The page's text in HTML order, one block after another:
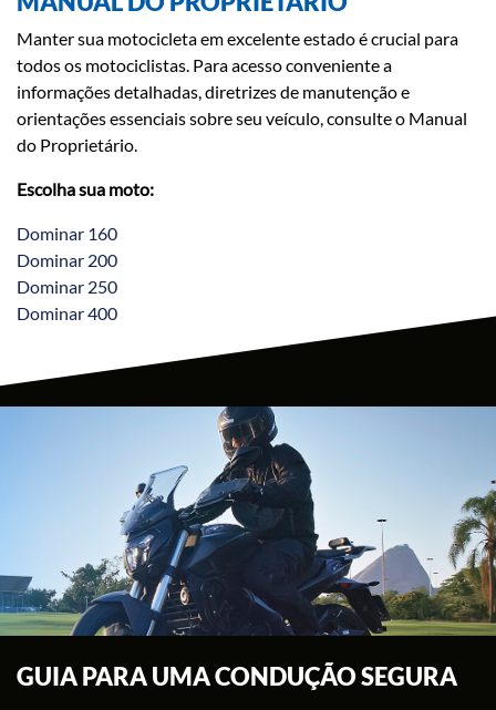
Manter sua motocicleta em excelente estado é crucial para
todos os motociclistas. Para acesso conveniente a
informações detalhadas, diretrizes de manutenção e
orientações essenciais sobre seu veículo, consulte o Manual
do Proprietário.
Escolha sua moto:
Dominar 160
Dominar 200
Dominar 250
Dominar 400
GUIA PARA UMA CONDUÇÃO SEGURA